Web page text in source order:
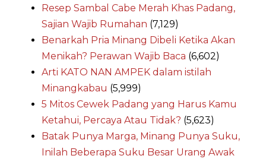
Resep Sambal Cabe Merah Khas Padang,
Sajian Wajib Rumahan (7,129)
Benarkah Pria Minang Dibeli Ketika Akan
Menikah? Perawan Wajib Baca (6,602)
Arti KATO NAN AMPEK dalam istilah
Minangkabau (5,999)
5 Mitos Cewek Padang yang Harus Kamu
Ketahui, Percaya Atau Tidak? (5,623)
Batak Punya Marga, Minang Punya Suku,
Inilah Beberapa Suku Besar Urang Awak